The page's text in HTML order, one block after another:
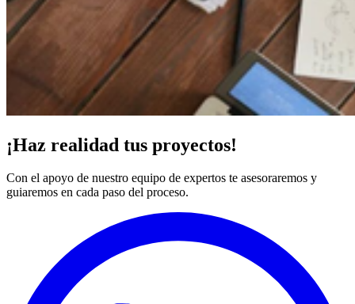
¡Haz realidad tus proyectos!
Con el apoyo de nuestro equipo de expertos te asesoraremos y
guiaremos en cada paso del proceso.